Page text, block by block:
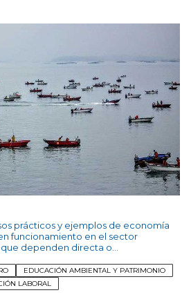
prácticos y ejemplos de economía
funcionamiento en el sector
dependen directa o
de la pesca.
EDUCACIÓN AMBIENTAL Y PATRIMONIO
LABORAL